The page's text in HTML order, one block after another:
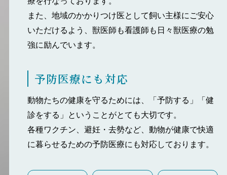
また、地域のかかりつけ医として飼い主様にご安心
いただけるよう、獣医師も看護師も日々獣医療の勉
強に励んでいます。
予防医療にも対応
動物たちの健康を守るためには、「予防する」「健
診をする」ということがとても大切です。
各種ワクチン、避妊・去勢など、動物が健康で快適
に暮らせるための予防医療にも対応しております。